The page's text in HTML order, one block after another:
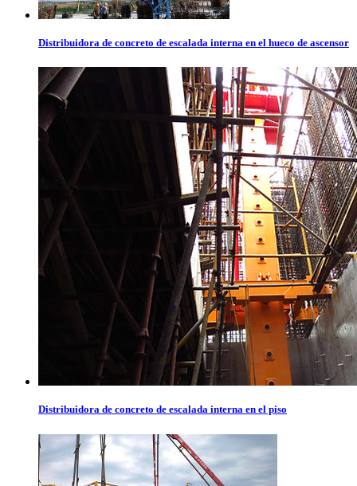
Distribuidora de concreto de escalada interna en el hueco de ascensor
Distribuidora de concreto de escalada interna en el piso